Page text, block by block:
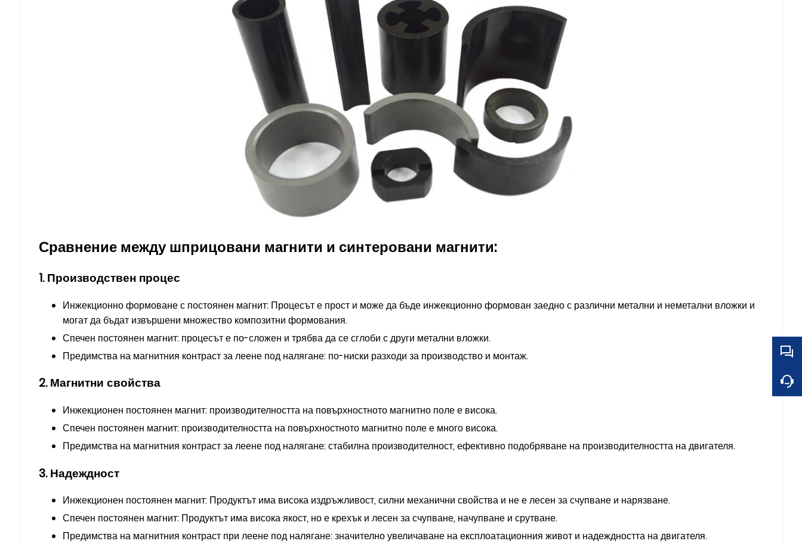
Сравнение между шприцовани магнити и синтеровани магнити:
1. Производствен процес
Инжекционно формоване с постоянен магнит: Процесът е прост и може да бъде инжекционно формован заедно с различни метални и неметални вложки и
могат да бъдат извършени множество композитни формования.
Спечен постоянен магнит: процесът е по-сложен и трябва да се сглоби с други метални вложки.
Предимства на магнитния контраст за леене под налягане: по-ниски разходи за производство и монтаж.
2. Магнитни свойства
Инжекционен постоянен магнит: производителността на повърхностното магнитно поле е висока.
Спечен постоянен магнит: производителността на повърхностното магнитно поле е много висока.
Предимства на магнитния контраст за леене под налягане: стабилна производителност, ефективно подобряване на производителността на двигателя.
3. Надеждност
Инжекционен постоянен магнит: Продуктът има висока издръжливост, силни механични свойства и не е лесен за счупване и нарязване.
Спечен постоянен магнит: Продуктът има висока якост, но е крехък и лесен за счупване, начупване и срутване.
Предимства на магнитния контраст при леене под налягане: значително увеличаване на експлоатационния живот и надеждността на двигателя.